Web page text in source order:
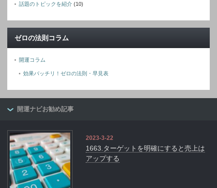
話題のトピックを紹介 (10)
ゼロの法則コラム
開運コラム
効果バッチリ！ゼロの法則・早見表
開運ナビお勧め記事
2023-3-22
1663.ターゲットを明確にすると売上は
アップする